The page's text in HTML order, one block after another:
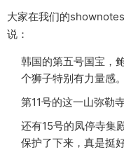
大家在我们的
说：
韩国的第五号国宝，
个狮子特别有力量感。
第11号的这一山弥勒
还有15号的凤停寺集
保护了下来，真是挺